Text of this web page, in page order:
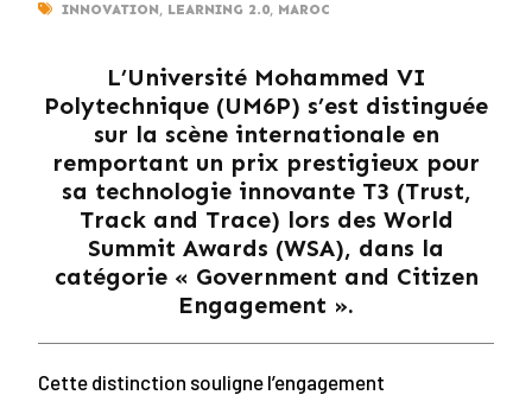
INNOVATION, LEARNING 2.0, MAROC
L’Université Mohammed VI
Polytechnique (UM6P) s’est distinguée
sur la scène internationale en
remportant un prix prestigieux pour
sa technologie innovante T3 (Trust,
Track and Trace) lors des World
Summit Awards (WSA), dans la
catégorie « Government and Citizen
Engagement ».
Cette distinction souligne l’engagement